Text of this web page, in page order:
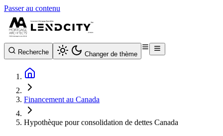
Passer au contenu
Recherche Changer de thème
Financement au Canada
Hypothèque pour consolidation de dettes Canada